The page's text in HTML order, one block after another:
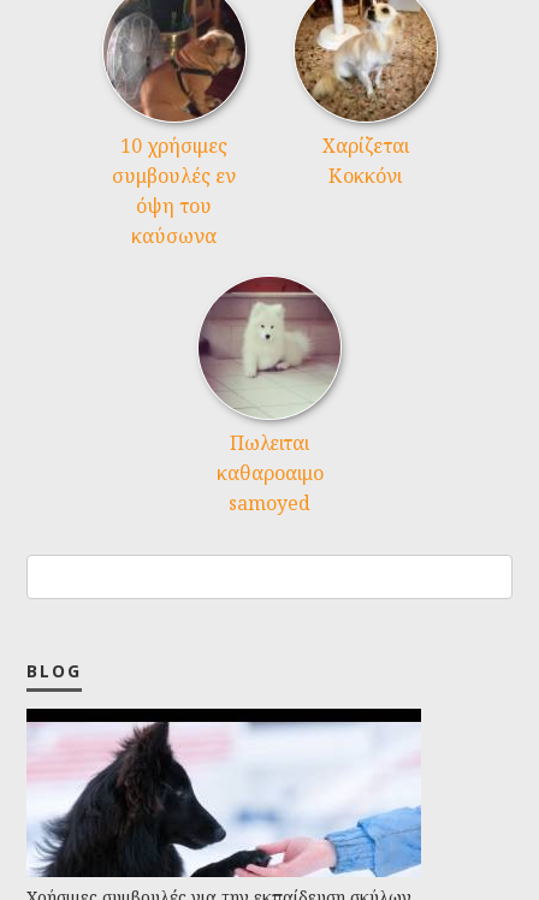
10 χρήσιμες
συμβουλές εν
όψη του
καύσωνα
Χαρίζεται
Κοκκόνι
Πωλειται
καθαροαιμο
samoyed
BLOG